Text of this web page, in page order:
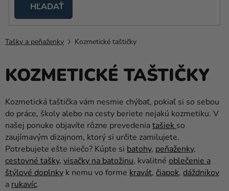
HĽADAŤ
stany
Kanekalon
Hélium
a
Svadba
Párty
Výzdoba
a
doplnky
Tašky a peňaženky Kozmetické taštičky
KOZMETICKÉ TAŠTIČKY
Kozmetická taštička vám nesmie chýbať, pokiaľ si so sebou
do práce, školy alebo na cesty beriete nejakú kozmetiku. V
našej ponuke objavíte rôzne prevedeniatašiek so
zaujímavým dizajnom, ktorý si určite zamilujete.
Potrebujete ešte niečo? Kúpte si batohy, peňaženky,
cestovné tašky, visačky na batožinu, kvalitné oblečenie a
štýlové doplnky k nemu vo forme kravát, čiapok, dáždnikov
a rukavíc.